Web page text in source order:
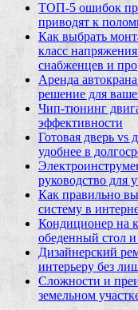
ТОП-5 ошибок
приводят к
Как выбрать
класс
снабженцев и
Аренда
решение для
Чип‑тюнинг
эффективности
Готовая дверь vs
удобнее в
руководство для
Как правильно
систему в
Кондиционер на
обеденный стол
Дизайнерский
интерьеру без
Сложности и
земельном